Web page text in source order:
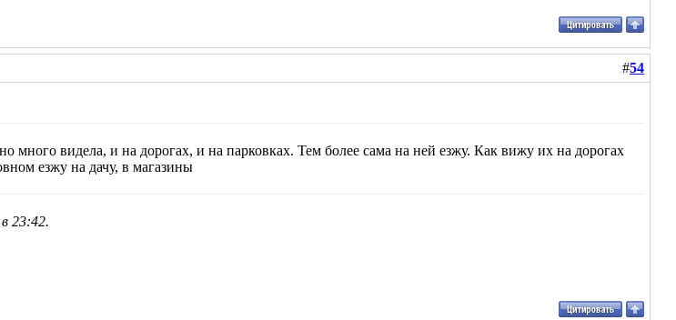
#54
много видела, и на дорогах, и на парковках. Тем более сама на ней езжу. Как вижу их на дорогах
езжу на дачу, в магазины
23:42.